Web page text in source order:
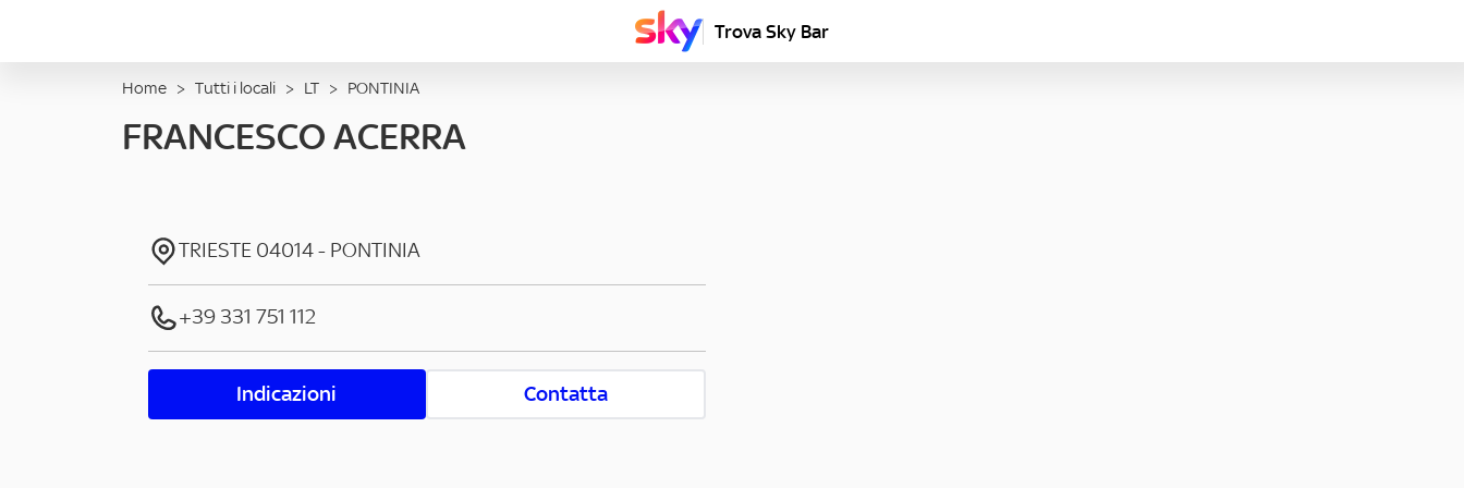
Trova Sky Bar
Home > Tutti i locali > LT > PONTINIA
FRANCESCO ACERRA
TRIESTE 04014- PONTINIA
+39 331 751 112
Indicazioni Contatta